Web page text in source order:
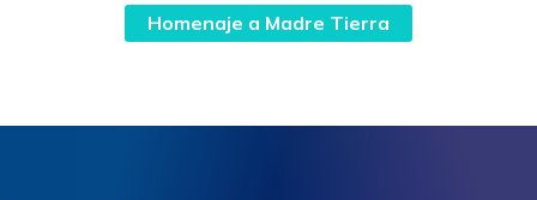
Homenaje a Madre Tierra